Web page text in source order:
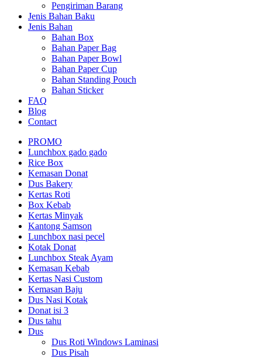
Pengiriman Barang
Jenis Bahan Baku
Jenis Bahan
Bahan Box
Bahan Paper Bag
Bahan Paper Bowl
Bahan Paper Cup
Bahan Standing Pouch
Bahan Sticker
FAQ
Blog
Contact
PROMO
Lunchbox gado gado
Rice Box
Kemasan Donat
Dus Bakery
Kertas Roti
Box Kebab
Kertas Minyak
Kantong Samson
Lunchbox nasi pecel
Kotak Donat
Lunchbox Steak Ayam
Kemasan Kebab
Kertas Nasi Custom
Kemasan Baju
Dus Nasi Kotak
Donat isi 3
Dus tahu
Dus
Dus Roti Windows Laminasi
Dus Pisah